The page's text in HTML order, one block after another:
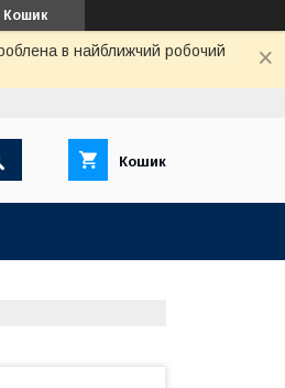
Кошик
в найближчий робочий
Кошик